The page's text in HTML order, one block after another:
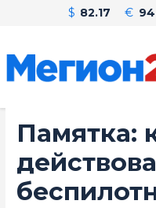
$ 82.17 €
Памятка: